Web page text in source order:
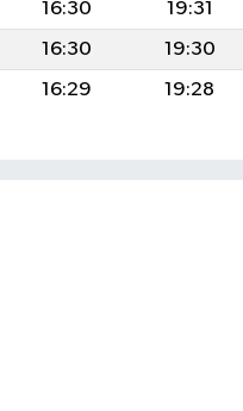
16:30 19:31
16:30 19:30
16:29 19:28